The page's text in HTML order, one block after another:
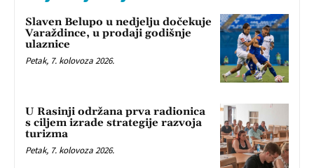
Slaven Belupo u nedjelju dočekuje
Varaždince, u prodaji godišnje
ulaznice
Petak, 7. kolovoza 2026.
U Rasinji održana prva radionica
s ciljem izrade strategije razvoja
turizma
Petak, 7. kolovoza 2026.